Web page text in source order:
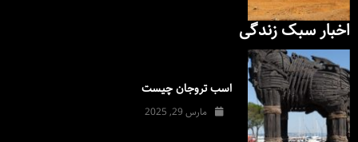
اخبار سبک زندگی
اسب تروجان چیست
مارس 29, 2025